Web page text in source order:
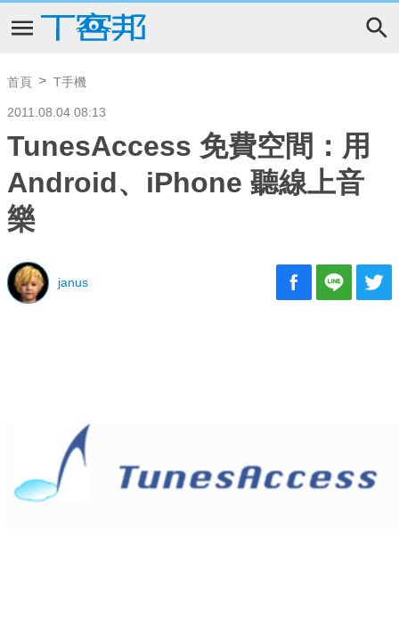
首頁 T手機
2011.08.04 08:13
TunesAccess 免費空間：用
Android、iPhone 聽線上音
樂
janus